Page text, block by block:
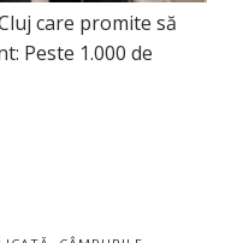
care promite să
Peste 1.000 de